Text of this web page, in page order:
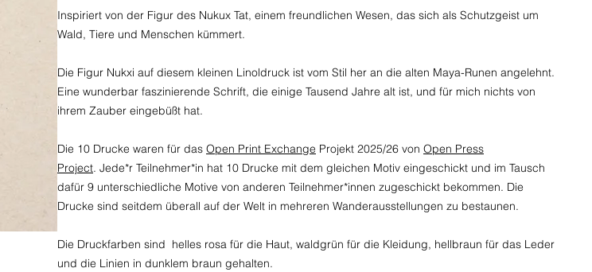
Inspiriert von der Figur des Nukux Tat, einem freundlichen Wesen, das sich als Schutzgeist um
Wald, Tiere und Menschen kümmert.
Die Figur Nukxi auf diesem kleinen Linoldruck ist vom Stil her an die alten Maya-Runen angelehnt.
Eine wunderbar faszinierende Schrift, die einige Tausend Jahre alt ist, und für mich nichts von
ihrem Zauber eingebüßt hat.
Die 10 Drucke waren für das Open Print Exchange Projekt 2025/26 von Open Press
Project. Jede*r Teilnehmer*in hat 10 Drucke mit dem gleichen Motiv eingeschickt und im Tausch
dafür 9 unterschiedliche Motive von anderen Teilnehmer*innen zugeschickt bekommen. Die
Drucke sind seitdem überall auf der Welt in mehreren Wanderausstellungen zu bestaunen.
Die Druckfarben sind helles rosa für die Haut, waldgrün für die Kleidung, hellbraun für das Leder
und die Linien in dunklem braun gehalten.